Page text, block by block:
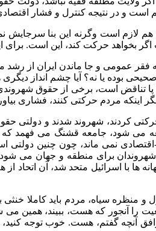
است و در نتیجه کنترل و فشار
است وگرنه این بنا سرجایش نمی
بخواهد حرکت کند، این است. برای
فقر عمومی و جا ماندن ایران از
بوده یا نه؟ آیا چشم انداز
تناقض است، برخی از حقوق
اینکه مردم حرکتی کنند، فشاری
کردند، شهروند شدند و دولتی
می شود، جامعه قشنگ می فهمد
اقتصادی نمی ماند، چون چنین دولتی
شهروندان برای منطقه و جهان می شود
ها با اسرائیل متحد شد، آن
و منظره سیاه، مردم باید کاملا
را آنجور که هست، ببیند، همین
آنچه گفتم، هست. خوب توجه